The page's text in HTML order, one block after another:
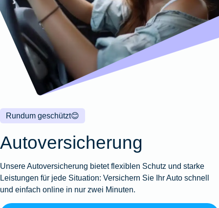
Wohnungsschutzbrief
Zur
Produktübersicht
Gewässerschadenhaftpflicht
Zur
Produktübersicht
Zur
Produktübersicht
Reisehaftpflichtversicherung
Reiserücktrittsversicherung
Zur
Produktübersicht
Zur
Produktübersicht
Zur
Produktübersicht
Zur
Produktübersicht
Montageversicherung
Zur
Produktübersicht
Gruppenunfall für
Betriebe
Gruppenunfall für
Vereine
Produktübersicht
Kunstversicherung
Ausstellungsversicherung
Valorenversicherung
Oldtimersammlungsversicherung
Zur
😊
Rundum geschützt
Autoversicherung
Unsere Autoversicherung bietet flexiblen Schutz und starke
Leistungen für jede Situation: Versichern Sie Ihr Auto schnell
und einfach online in nur zwei Minuten.